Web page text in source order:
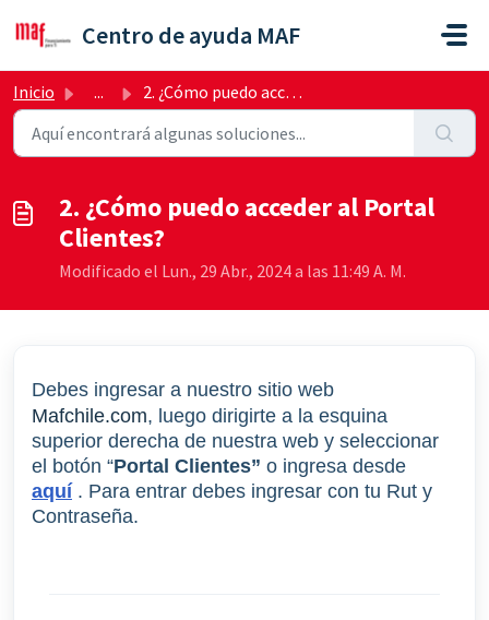
Centro de ayuda MAF
Inicio ... 2. ¿Cómo puedo acceder al Portal Clientes?
2. ¿Cómo puedo acceder al Portal
Clientes?
Modificado el Lun., 29 Abr., 2024 a las 11:49 A. M.
Debes ingresar a nuestro sitio web
Mafchile.com, luego dirigirte a la esquina
superior derecha de nuestra web y seleccionar
el botón “Portal Clientes” o ingresa desde
aquí . Para entrar debes ingresar con tu Rut y
Contraseña.